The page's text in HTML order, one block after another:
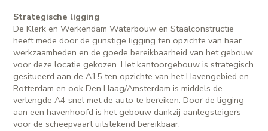
Strategische ligging
De Klerk en Werkendam Waterbouw en Staalconstructie
heeft mede door de gunstige ligging ten opzichte van haar
werkzaamheden en de goede bereikbaarheid van het gebouw
voor deze locatie gekozen. Het kantoorgebouw is strategisch
gesitueerd aan de A15 ten opzichte van het Havengebied en
Rotterdam en ook Den Haag/Amsterdam is middels de
verlengde A4 snel met de auto te bereiken. Door de ligging
aan een havenhoofd is het gebouw dankzij aanlegsteigers
voor de scheepvaart uitstekend bereikbaar.